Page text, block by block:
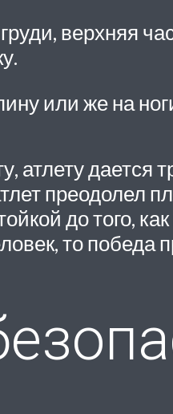
верхняя
или же на
атлету дается
преодолел
до того,
то